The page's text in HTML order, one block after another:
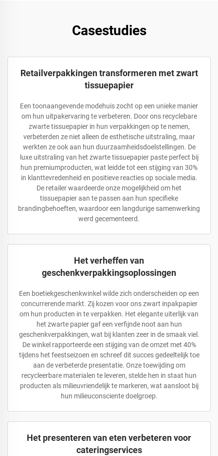
Casestudies
Retailverpakkingen transformeren met zwart
tissuepapier
Een toonaangevende modehuis zocht op een unieke manier
om hun uitpakervaring te verbeteren. Door ons recyclebare
zwarte tissuepapier in hun verpakkingen op te nemen,
verbeterden ze niet alleen de esthetische uitstraling, maar
werkten ze ook aan hun duurzaamheidsdoelstellingen. De
luxe uitstraling van het zwarte tissuepapier paste perfect bij
hun premiumproducten, wat leidde tot een stijging van 30%
in klanttevredenheid en positieve reacties op sociale media.
De retailer waardeerde onze mogelijkheid om het
tissuepapier aan te passen aan hun specifieke
brandingbehoeften, waardoor een langdurige samenwerking
werd gecementeerd.
Het verheffen van
geschenkverpakkingsoplossingen
Een boetiekgeschenkwinkel wilde zich onderscheiden op een
concurrerende markt. Zij kozen voor ons zwart inpakpapier
om hun producten in te verpakken. Het elegante uiterlijk van
het zwarte papier gaf een verfijnde noot aan hun
geschenkverpakkingen, wat bij klanten zeer in de smaak viel.
De winkel rapporteerde een stijging van de omzet met 40%
tijdens het feestseizoen en schreef dit succes gedeeltelijk toe
aan de verbeterde presentatie. Onze toewijding om
recycleerbare materialen te leveren, stelde hen in staat hun
producten als milieuvriendelijk te markeren, wat aansloot bij
hun milieuconsciente doelgroep.
Het presenteren van eten verbeteren voor
cateringservices